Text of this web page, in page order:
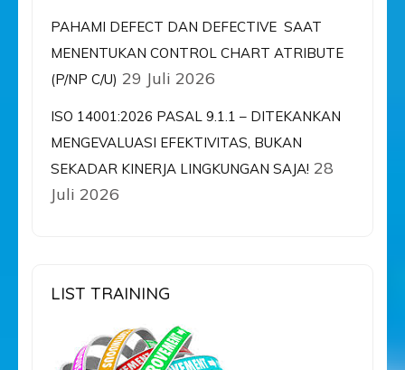
PAHAMI DEFECT DAN DEFECTIVE SAAT
MENENTUKAN CONTROL CHART ATRIBUTE
(P/NP C/U) 29 Juli 2026
ISO 14001:2026 PASAL 9.1.1 – DITEKANKAN
MENGEVALUASI EFEKTIVITAS, BUKAN
SEKADAR KINERJA LINGKUNGAN SAJA! 28
Juli 2026
LIST TRAINING